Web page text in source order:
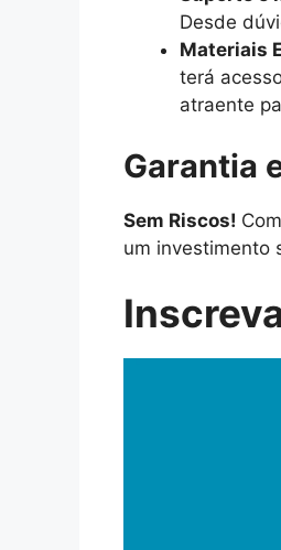
Desde
Materiais
terá
atraente
Garantia
Sem Riscos!
um investimento